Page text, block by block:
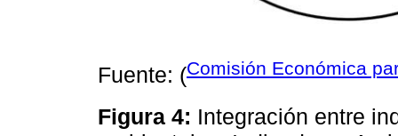
Fuente: (Comisión Económica
Figura 4: Integración entre